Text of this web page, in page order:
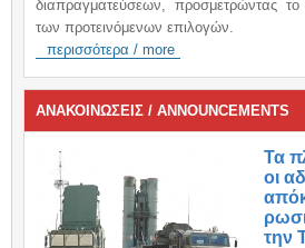
διαπραγματεύσεων, προσμετρώντας
των προτεινόμενων επιλογών.
περισσότερα / more
ΑΝΑΚΟΙΝΩΣΕΙΣ / ANNOUNCEMENTS
Τα
οι
την